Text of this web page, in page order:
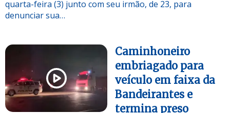
quarta-feira (3) junto com seu irmão, de 23, para
denunciar sua…
Caminhoneiro
embriagado para
veículo em faixa da
Bandeirantes e
termina preso